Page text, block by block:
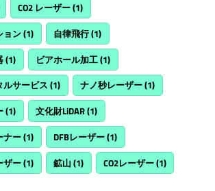
CO2 レーザー(1)
ョン(1) 自律飛行(1)
(1) ビアホール加工(1)
サービス(1) ナノ秒レーザー(1)
(1) 文化財LiDAR(1)
ナー(1) DFBレーザー(1)
ザー(1) 鉱山 (1) CO2レーザー(1)